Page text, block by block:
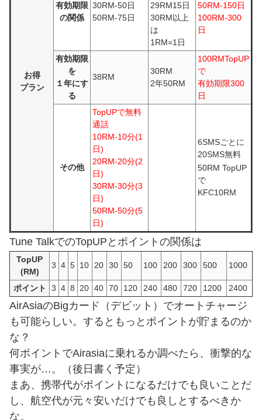
お得
プラン
有効期限
の関係
30RM-50日
50RM-75日
29RM15日
30RM以上
は
1RM=1日
50RM-150日
100RM-300
日
有効期限
を
１年にす
る
38RM
30RM
2年50RM
100RMTopUP
で
有効期限300
日
その他
TopUPで無料
通話
10RM-10分(1
日)
20RM-20分(2
日)
30RM-30分(3
日)
50RM-50分(5
日)
6SMSごとに
20SMS無料
50RM TopUP
で
KFC10RM
Tune TalkでのTopUPとポイントの関係は
TopUP
(RM)
3 4 5 10 20 30 50 100 200 300 500 1000
ポイント 3 4 8 20 40 70 120 240 480 720 1200 2400
AirAsiaのBigカード（デビット）でオートチャージ
も可能らしい。するともっとポイントが貯まるのか
な？
何ポイントでAirasiaに乗れるか調べたら、衝撃的な
事実が…。（後日書く予定）
まあ、携帯代がポイントになるだけでも良いことだ
し、航空代が元々安いだけでも良しとするべきか
な。